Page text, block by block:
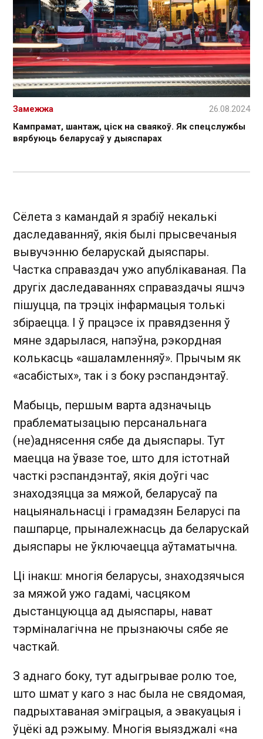
Кампрамат, шантаж, ціск на сваякоў. Як спецслужбы
вярбуюць беларусаў у дыяспарах
Замежжа 26.08.2024
Сёлета з камандай я зрабіў некалькі
даследаванняў, якія былі прысвечаныя
вывучэнню беларускай дыяспары.
Частка справаздач ужо апублікаваная. Па
другіх даследаваннях справаздачы яшчэ
пішуцца, па трэціх інфармацыя толькі
збіраецца. І ў працэсе іх правядзення ў
мяне здарылася, напэўна, рэкордная
колькасць «ашаламленняў». Прычым як
«асабістых», так і з боку рэспандэнтаў.
Мабыць, першым варта адзначыць
праблематызацыю персанальнага
(не)аднясення сябе да дыяспары. Тут
маецца на ўвазе тое, што для істотнай
часткі рэспандэнтаў, якія доўгі час
знаходзяцца за мяжой, беларусаў па
нацыянальнасці і грамадзян Беларусі па
пашпарце, прыналежнасць да беларускай
дыяспары не ўключаецца аўтаматычна.
Ці інакш: многія беларусы, знаходзячыся
за мяжой ужо гадамі, часцяком
дыстанцуюцца ад дыяспары, нават
тэрміналагічна не прызнаючы сябе яе
часткай.
З аднаго боку, тут адыгрывае ролю тое,
што шмат у каго з нас была не свядомая,
падрыхтаваная эміграцыя, а эвакуацыя і
ўцёкі ад рэжыму. Многія выязджалі «на